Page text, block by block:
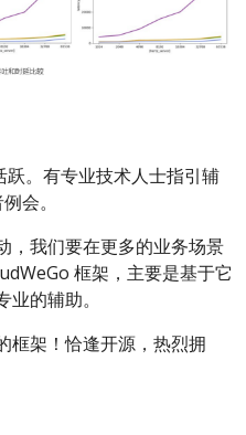
。有专业技术人士指引辅
会。
，我们要在更多的业务场景
框架，主要是基于它
的辅助。
框架！恰逢开源，热烈拥